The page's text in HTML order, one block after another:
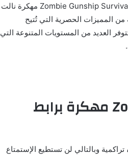
هذه الفئة من الألعاب تنال شهرة كبيرة بين المستخدمين وبالأخص لعبة Zombie Gunship Survival مهكرة نالت
المميزات الحصرية التي تُتيح
العديد من المستويات المتنوعة التي
نبذة حول لعبة Zombie Gunship Survival مهكرة برابط
تراكمية وبالتالي لن تستطيع الإستمتاع